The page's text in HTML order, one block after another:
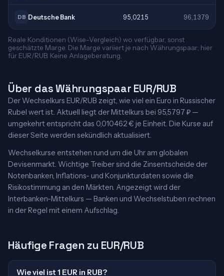
DB Deutsche Bank 95,0215 96,1379
Reale Konditionen (Wise-Vergleich) wo verfügbar, sonst
geschätzte Marge. Die Marge variiert je nach Währungspaar; hier
für EUR/RUB. Keine Anlageberatung.
Über das Währungspaar EUR/RUB
Der Wechselkurs EUR/RUB zeigt, wie viel ein Euro in Russischer
Rubel wert ist. Aktuell liegt der Mittelkurs bei 95,5797 ₽ —
umgekehrt entspricht das 0,010462 € je Einheit. Die Kurse auf
dieser Seite werden sekündlich aktualisiert.
Wechselkurse entstehen rund um die Uhr am globalen
Devisenmarkt. Wichtige Treiber sind die Zinsentscheide der
Notenbanken, Inflations- und Konjunkturdaten sowie die
Risikostimmung an den Märkten. Angezeigt wird der
Interbanken-Mittelkurs — Banken und Wechselstuben rechnen
in der Regel mit einem Aufschlag.
Häufige Fragen zu EUR/RUB
Wie viel ist 1 EUR in RUB?